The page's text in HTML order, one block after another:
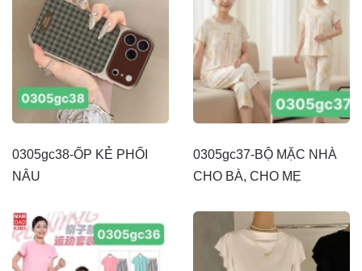
0305gc38-ỐP KẺ PHỐI
NÂU
0305gc37-BỘ MẶC NHÀ
CHO BÀ, CHO MẸ